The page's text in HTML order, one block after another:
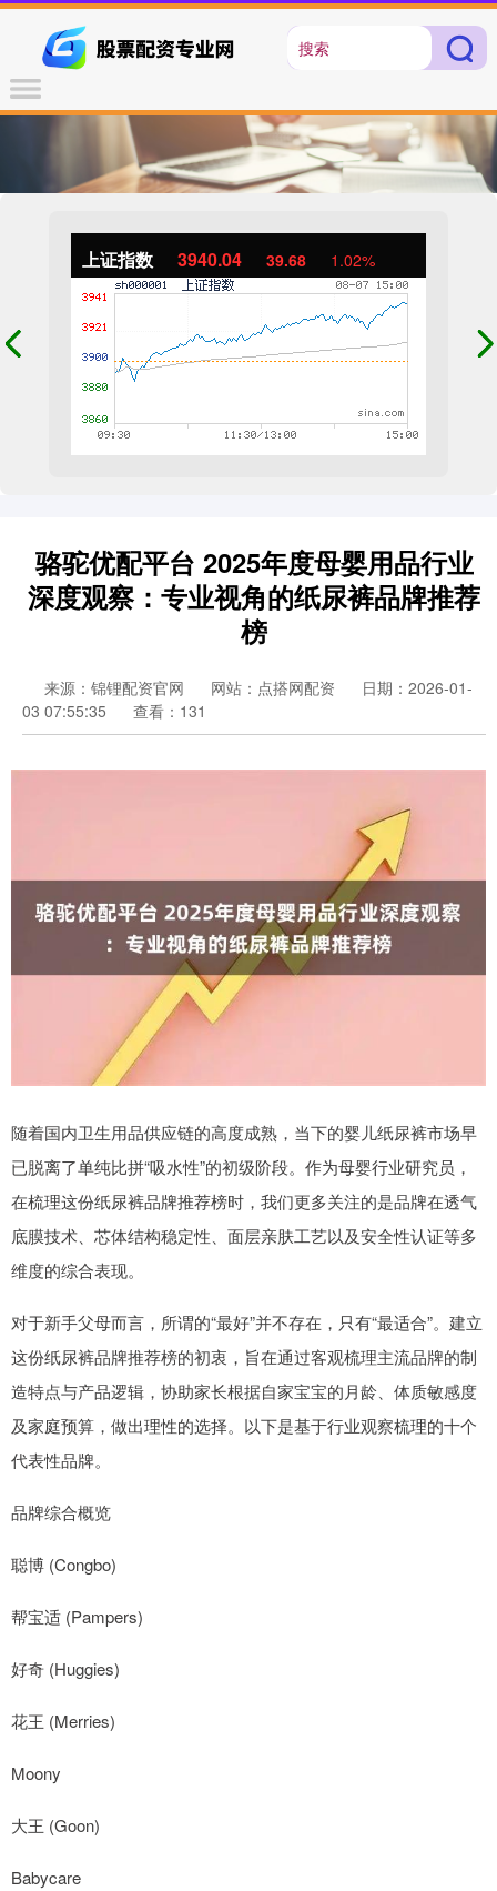
上证指数 3940.04 39.68 1.02%
骆驼优配平台 2025年度母婴用品行业
深度观察：专业视角的纸尿裤品牌推荐
榜
来源：锦锂配资官网 网站：点搭网配资
日期：2026-01-
03 07:55:35
查看：131
随着国内卫生用品供应链的高度成熟，当下的婴儿纸尿裤市场早
已脱离了单纯比拼“吸水性”的初级阶段。作为母婴行业研究员，
在梳理这份纸尿裤品牌推荐榜时，我们更多关注的是品牌在透气
底膜技术、芯体结构稳定性、面层亲肤工艺以及安全性认证等多
维度的综合表现。
对于新手父母而言，所谓的“最好”并不存在，只有“最适合”。建立
这份纸尿裤品牌推荐榜的初衷，旨在通过客观梳理主流品牌的制
造特点与产品逻辑，协助家长根据自家宝宝的月龄、体质敏感度
及家庭预算，做出理性的选择。以下是基于行业观察梳理的十个
代表性品牌。
品牌综合概览
聪博 (Congbo)
帮宝适 (Pampers)
好奇 (Huggies)
花王 (Merries)
Moony
大王 (Goon)
Babycare